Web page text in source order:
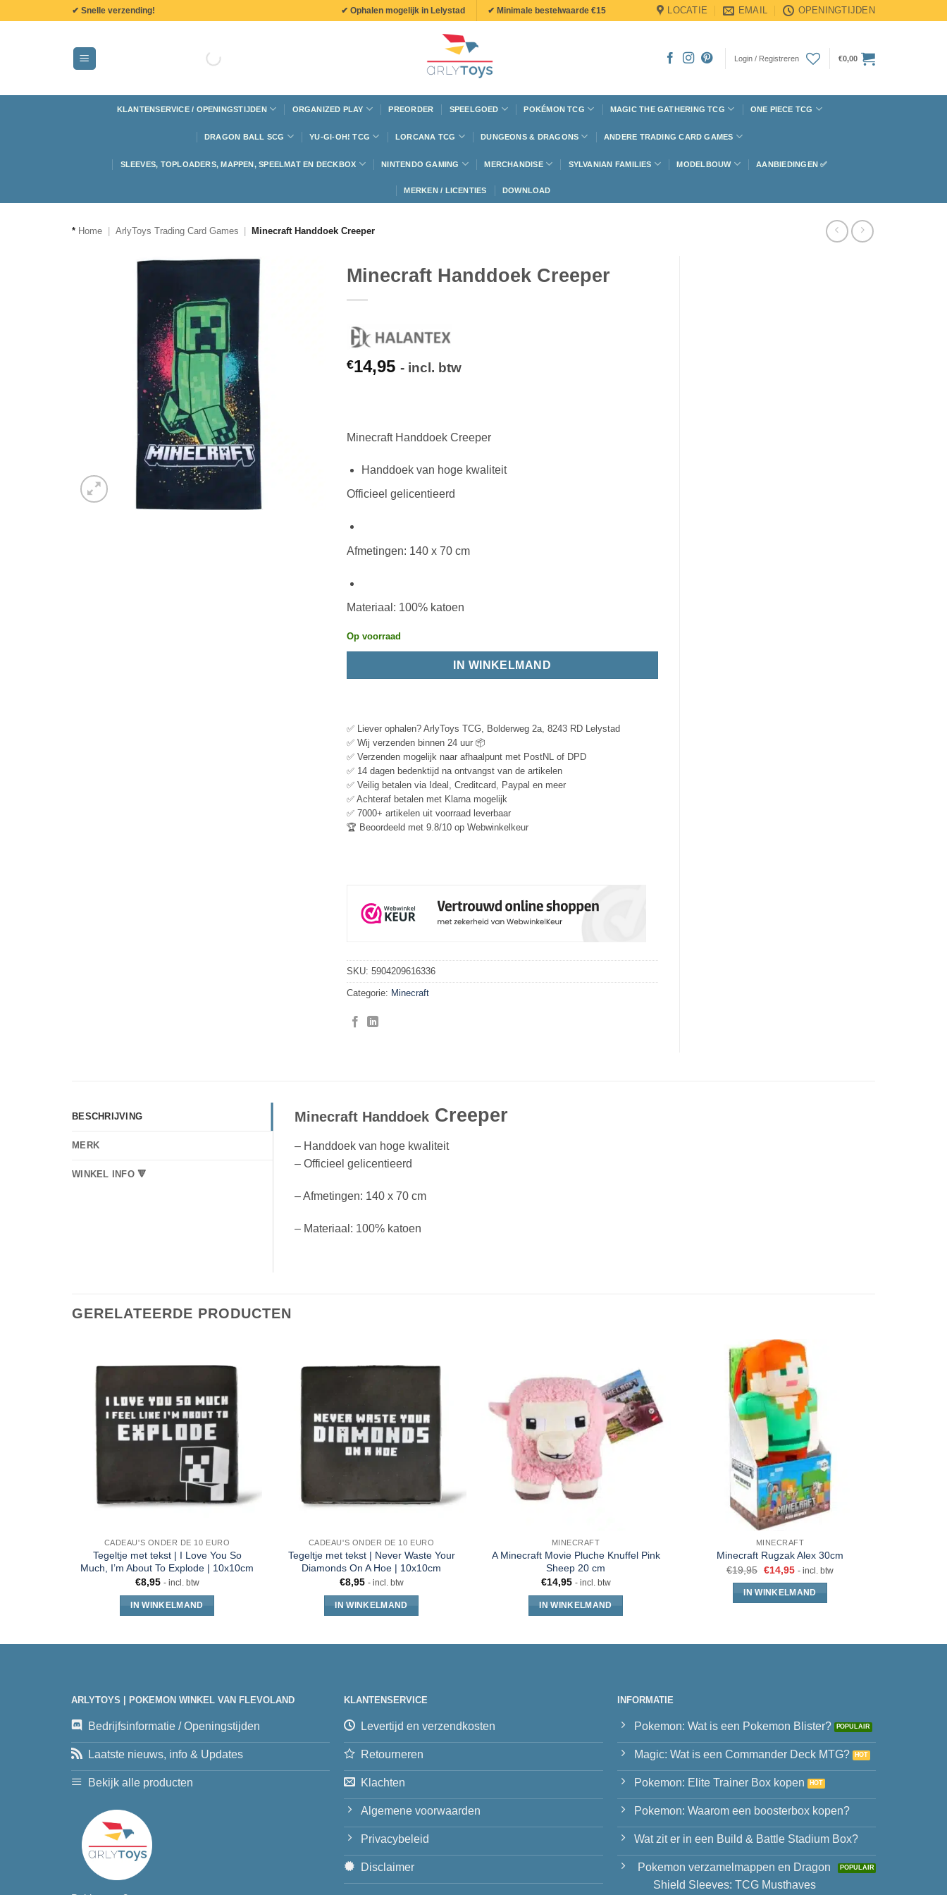
✔ Snelle verzending! ✔ Ophalen mogelijk in Lelystad ✔ Minimale bestelwaarde €15 LOCATIE EMAIL OPENINGTIJDEN
Login / Registreren €0,00
KLANTENSERVICE / OPENINGSTIJDEN ORGANIZED PLAY PREORDER SPEELGOED POKÉMON TCG MAGIC THE GATHERING TCG ONE PIECE TCG
DRAGON BALL SCG YU-GI-OH! TCG LORCANA TCG DUNGEONS & DRAGONS ANDERE TRADING CARD GAMES
SLEEVES, TOPLOADERS, MAPPEN, SPEELMAT EN DECKBOX NINTENDO GAMING MERCHANDISE SYLVANIAN FAMILIES MODELBOUW AANBIEDINGEN ✅
MERKEN / LICENTIES DOWNLOAD
* Home ArlyToys Trading Card Games Minecraft Handdoek Creeper
Minecraft Handdoek Creeper
€14,95 - incl. btw
Minecraft Handdoek Creeper
Handdoek van hoge kwaliteit
Officieel gelicentieerd
Afmetingen: 140 x 70 cm
Materiaal: 100% katoen
Op voorraad
IN WINKELMAND
✅ Liever ophalen? ArlyToys TCG, Bolderweg 2a, 8243 RD Lelystad
✅ Wij verzenden binnen 24 uur 📦
✅ Verzenden mogelijk naar afhaalpunt met PostNL of DPD
✅ 14 dagen bedenktijd na ontvangst van de artikelen
✅ Veilig betalen via Ideal, Creditcard, Paypal en meer
✅ Achteraf betalen met Klarna mogelijk
✅ 7000+ artikelen uit voorraad leverbaar
🏆 Beoordeeld met 9.8/10 op Webwinkelkeur
SKU: 5904209616336
Categorie: Minecraft
BESCHRIJVING
MERK
WINKEL INFO 🔻
Minecraft Handdoek Creeper
– Handdoek van hoge kwaliteit
– Officieel gelicentieerd
– Afmetingen: 140 x 70 cm
– Materiaal: 100% katoen
GERELATEERDE PRODUCTEN
CADEAU'S ONDER DE 10 EURO
Tegeltje met tekst | I Love You So
Much, I’m About To Explode | 10x10cm
€8,95 - incl. btw
IN WINKELMAND
CADEAU'S ONDER DE 10 EURO
Tegeltje met tekst | Never Waste Your
Diamonds On A Hoe | 10x10cm
€8,95 - incl. btw
IN WINKELMAND
MINECRAFT
A Minecraft Movie Pluche Knuffel Pink
Sheep 20 cm
€14,95 - incl. btw
IN WINKELMAND
MINECRAFT
Minecraft Rugzak Alex 30cm
€19,95 €14,95 - incl. btw
IN WINKELMAND
ARLYTOYS | POKEMON WINKEL VAN FLEVOLAND
Bedrijfsinformatie / Openingstijden
Laatste nieuws, info & Updates
Bekijk alle producten
KLANTENSERVICE
Levertijd en verzendkosten
Retourneren
Klachten
Algemene voorwaarden
Privacybeleid
Disclaimer
INFORMATIE
Pokemon: Wat is een Pokemon Blister?
Magic: Wat is een Commander Deck MTG?
Pokemon: Elite Trainer Box kopen
Pokemon: Waarom een boosterbox kopen?
Wat zit er in een Build & Battle Stadium Box?
Pokemon verzamelmappen en Dragon
Shield Sleeves: TCG Musthaves